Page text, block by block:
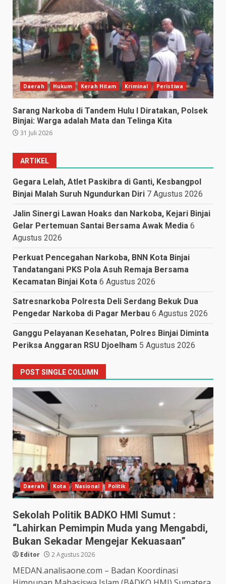
Daerah Hukum Kerah Hitam Kriminal Peristiwa
Sarang Narkoba di Tandem Hulu I Diratakan, Polsek
Binjai: Warga adalah Mata dan Telinga Kita
31 Juli 2026
ARTIKEL
Gegara Lelah, Atlet Paskibra di Ganti, Kesbangpol
Binjai Malah Suruh Ngundurkan Diri 7 Agustus 2026
Jalin Sinergi Lawan Hoaks dan Narkoba, Kejari Binjai
Gelar Pertemuan Santai Bersama Awak Media 6
Agustus 2026
Perkuat Pencegahan Narkoba, BNN Kota Binjai
Tandatangani PKS Pola Asuh Remaja Bersama
Kecamatan Binjai Kota 6 Agustus 2026
Satresnarkoba Polresta Deli Serdang Bekuk Dua
Pengedar Narkoba di Pagar Merbau 6 Agustus 2026
Ganggu Pelayanan Kesehatan, Polres Binjai Diminta
Periksa Anggaran RSU Djoelham 5 Agustus 2026
POST SINGLE COLUMN
Daerah Kota Nasional Politik
Sekolah Politik BADKO HMI Sumut :
“Lahirkan Pemimpin Muda yang Mengabdi,
Bukan Sekadar Mengejar Kekuasaan”
Editor 2 Agustus 2026
MEDAN.analisaone.com – Badan Koordinasi